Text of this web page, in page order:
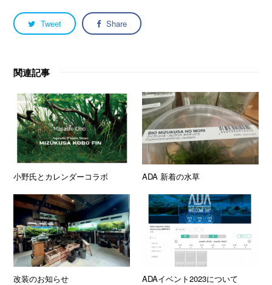
Tweet Share
関連記事
小野氏とカレンダーコラボ ADA 新着の水草
改装のお知らせ ADAイベント2023について